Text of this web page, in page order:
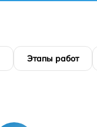
Этапы работ